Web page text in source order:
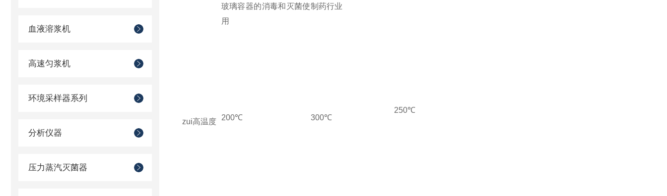
血液溶浆机
高速匀浆机
环境采样器系列
分析仪器
压力蒸汽灭菌器
玻璃容器的消毒和灭菌使
用
制药行业
zui高温度 200℃ 300℃
250℃